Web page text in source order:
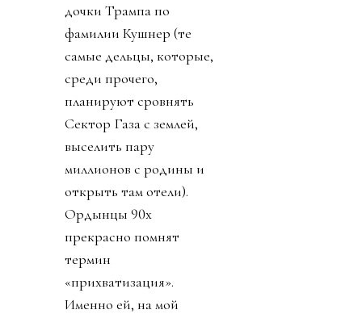
дочки Трампа по
фамилии Кушнер (те
самые дельцы, которые,
среди прочего,
планируют сровнять
Сектор Газа с землей,
выселить пару
миллионов с родины и
открыть там отели).
Ордынцы 90х
прекрасно помнят
термин
«прихватизация».
Именно ей, на мой